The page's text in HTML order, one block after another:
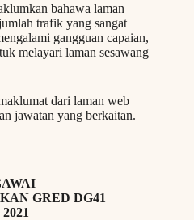
bahawa laman
trafik yang sangat
gangguan capaian,
melayari laman sesawang
dari laman web
jawatan yang berkaitan.
GRED DG41